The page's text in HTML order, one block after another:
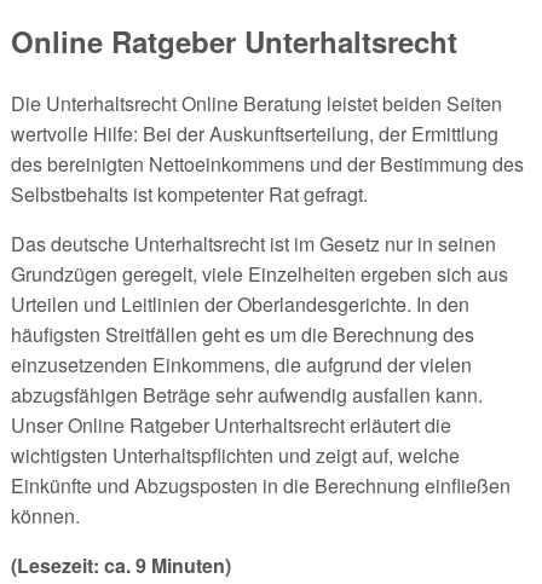
Online Ratgeber Unterhaltsrecht
Die Unterhaltsrecht Online Beratung leistet beiden Seiten
wertvolle Hilfe: Bei der Auskunftserteilung, der Ermittlung
des bereinigten Nettoeinkommens und der Bestimmung des
Selbstbehalts ist kompetenter Rat gefragt.
Das deutsche Unterhaltsrecht ist im Gesetz nur in seinen
Grundzügen geregelt, viele Einzelheiten ergeben sich aus
Urteilen und Leitlinien der Oberlandesgerichte. In den
häufigsten Streitfällen geht es um die Berechnung des
einzusetzenden Einkommens, die aufgrund der vielen
abzugsfähigen Beträge sehr aufwendig ausfallen kann.
Unser Online Ratgeber Unterhaltsrecht erläutert die
wichtigsten Unterhaltspflichten und zeigt auf, welche
Einkünfte und Abzugsposten in die Berechnung einfließen
können.
(Lesezeit: ca. 9 Minuten)